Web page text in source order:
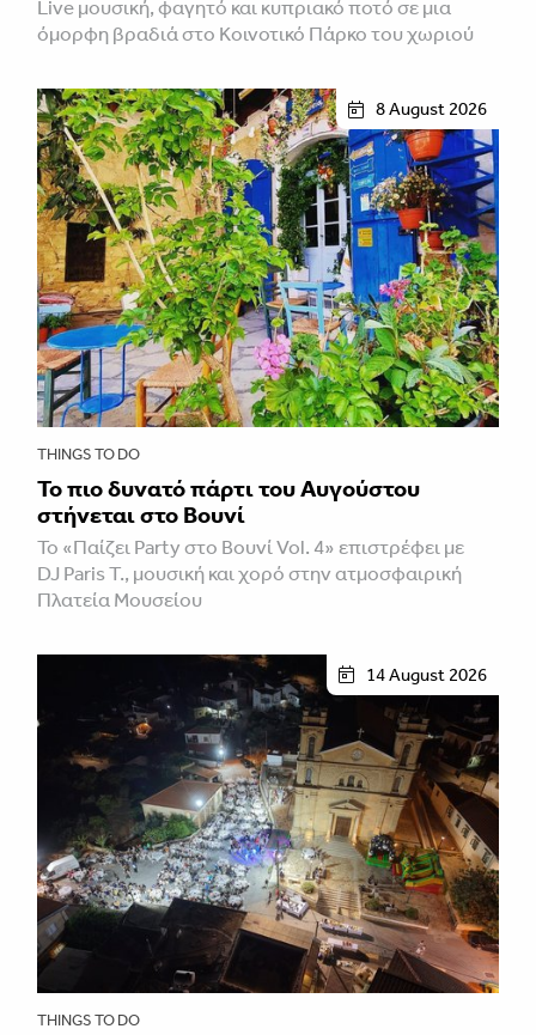
Live μουσική, φαγητό και κυπριακό ποτό σε μια
όμορφη βραδιά στο Κοινοτικό Πάρκο του χωριού
8 August 2026
THINGS TO DO
Το πιο δυνατό πάρτι του Αυγούστου
στήνεται στο Βουνί
Το «Παίζει Party στο Βουνί Vol. 4» επιστρέφει με
DJ Paris T., μουσική και χορό στην ατμοσφαιρική
Πλατεία Μουσείου
14 August 2026
THINGS TO DO